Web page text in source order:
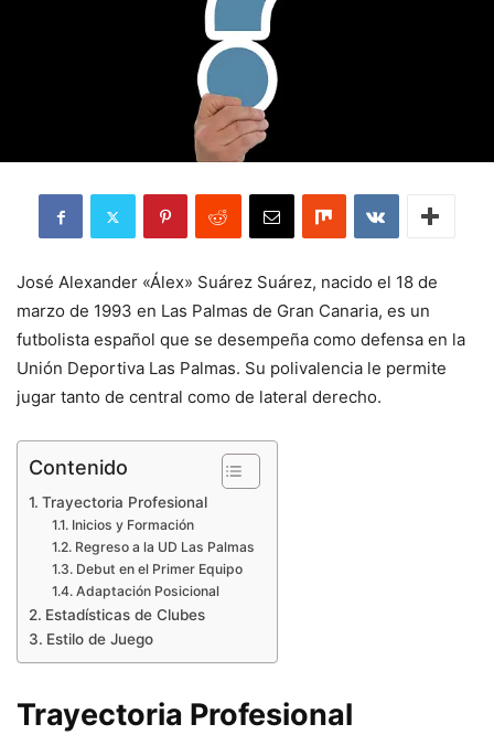
José Alexander «Álex» Suárez Suárez, nacido el 18 de
marzo de 1993 en Las Palmas de Gran Canaria, es un
futbolista español que se desempeña como defensa en la
Unión Deportiva Las Palmas. Su polivalencia le permite
jugar tanto de central como de lateral derecho.
Contenido
Trayectoria Profesional
Inicios y Formación
Regreso a la UD Las Palmas
Debut en el Primer Equipo
Adaptación Posicional
Estadísticas de Clubes
Estilo de Juego
Trayectoria Profesional